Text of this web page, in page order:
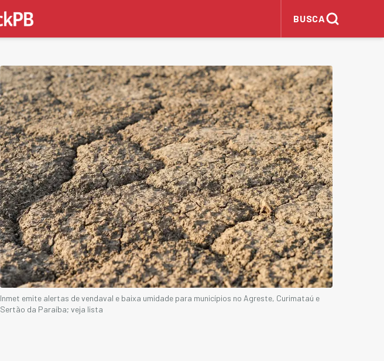
BUSCA
Inmet emite alertas de vendaval e baixa umidade para municípios no Agreste, Curimataú e
Sertão da Paraíba; veja lista